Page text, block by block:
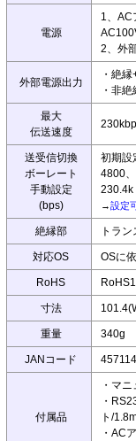
電源
1、AC
2、外
外部電源出力
・絶
・非
最大
伝送速度
送受信切換
ボーレート
手動設定
(bps)
初期設
4800
230.4k
→設定
絶縁部 トラ
対応OS OSに
RoHS
寸法
重量 340g
JANコード
付属品
・マ
・
ト/
・AC